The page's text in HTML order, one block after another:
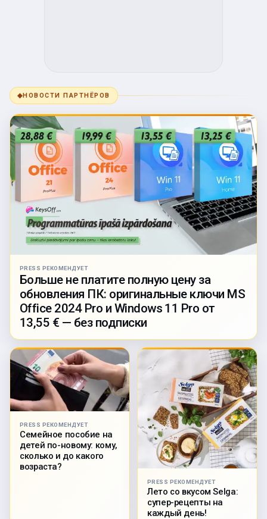
◆НОВОСТИ ПАРТНЁРОВ
PRESS РЕКОМЕНДУЕТ
Больше не платите полную цену за
обновления ПК: оригинальные ключи MS
Office 2024 Pro и Windows 11 Pro от
13,55 € — без подписки
PRESS РЕКОМЕНДУЕТ
Семейное пособие на
детей по-новому: кому,
сколько и до какого
возраста?
PRESS РЕКОМЕНДУЕТ
Лето со вкусом Selga:
супер-рецепты на
каждый день!